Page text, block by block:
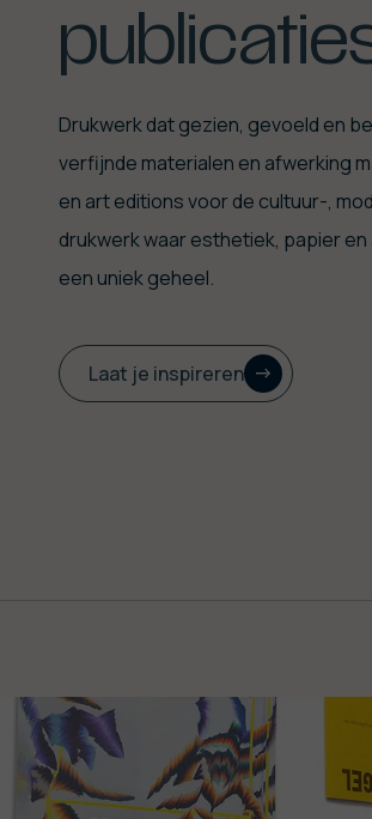
Drukwerk dat gezien, gevoeld en
verfijnde materialen en afwerking
en art editions voor de cultuur-,
drukwerk waar esthetiek, papier
een uniek geheel.
Laat je inspireren